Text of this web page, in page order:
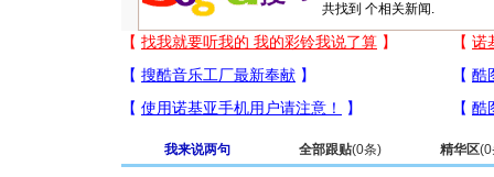
共找到 个相关新闻.
我来说两句 全部跟贴(0条) 精华区(0